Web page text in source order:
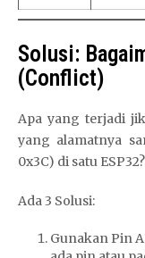
Solusi:
(Conflict)
Apa yang terjadi
yang alamatnya
0x3C) di satu
Ada 3 Solusi:
Gunakan Pin